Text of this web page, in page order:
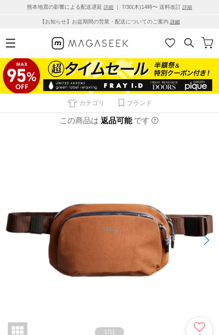
熊本地震の影響による配送遅延 詳細 ｜ 7/30(木)14時〜 送料改訂 詳細
【お知らせ】お盆期間の営業・配送についてのご案内 詳細
カテゴリ ブランド
この商品は 返品可能 です
1 /11